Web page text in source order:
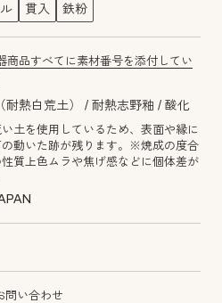
貫入 鉄粉
number9
商品すべてに素材番号を添付してい
耐熱白荒土） 耐熱志野釉 酸化
土を使用しているため、表面や縁に
の動いた跡が残ります。※焼成の度合
性質上色ムラや焦げ感などに個体差が
問い合わせ